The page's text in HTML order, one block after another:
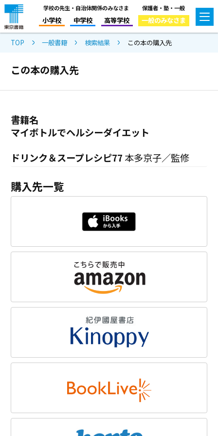
学校の先生・自治体関係のみなさま
小学校 中学校 高等学校
保護者・塾・一般
一般のみなさま
TOP 一般書籍 検索結果 この本の購入先
この本の購入先
書籍名
マイボトルでヘルシーダイエット
ドリンク＆スープレシピ77 本多京子／監修
購入先一覧